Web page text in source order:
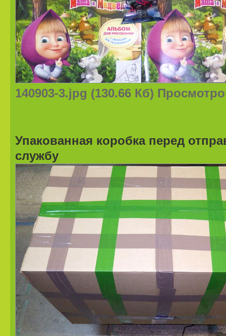
140903-3.jpg (130.66 Кб)
Упакованная коробка перед
службу